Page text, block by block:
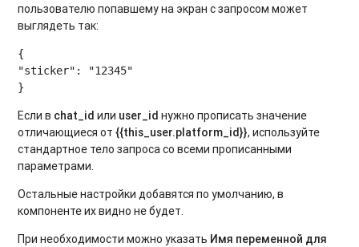
пользователю попавшему на экран с запросом может
выглядеть так:
{
"sticker": "12345"
Если в chat_id или user_id нужно прописать значение
отличающиеся от{{this_user.platform_id}}, используйте
стандартное тело запроса со всеми прописанными
параметрами.
Остальные настройки добавятся по умолчанию, в
компоненте их видно не будет.
При необходимости можно указать Имя переменной для